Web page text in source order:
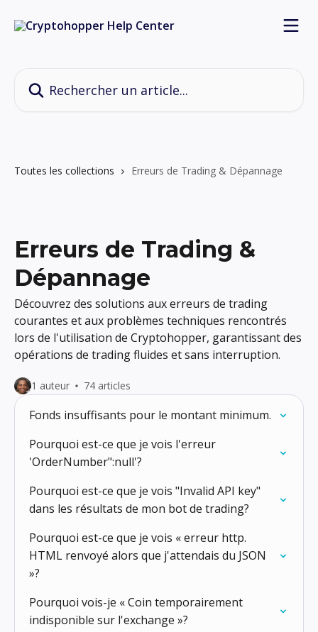
Toutes les collections Erreurs de Trading & Dépannage
Erreurs de Trading &
Dépannage
Découvrez des solutions aux erreurs de trading
courantes et aux problèmes techniques rencontrés
lors de l'utilisation de Cryptohopper, garantissant des
opérations de trading fluides et sans interruption.
1 auteur 74 articles
Fonds insuffisants pour le montant minimum.
Pourquoi est-ce que je vois l'erreur
'OrderNumber":null'?
Pourquoi est-ce que je vois "Invalid API key"
dans les résultats de mon bot de trading?
Pourquoi est-ce que je vois « erreur http.
HTML renvoyé alors que j'attendais du JSON
»?
Pourquoi vois-je « Coin temporairement
indisponible sur l'exchange »?